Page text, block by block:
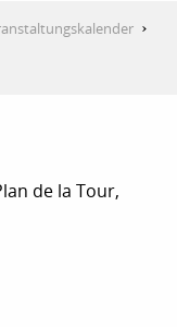
de la Tour,